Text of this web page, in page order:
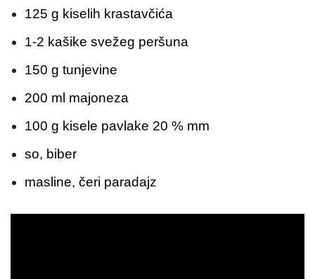
125 g kiselih krastavčića
1-2 kašike svežeg peršuna
150 g tunjevine
200 ml majoneza
100 g kisele pavlake 20 % mm
so, biber
masline, čeri paradajz